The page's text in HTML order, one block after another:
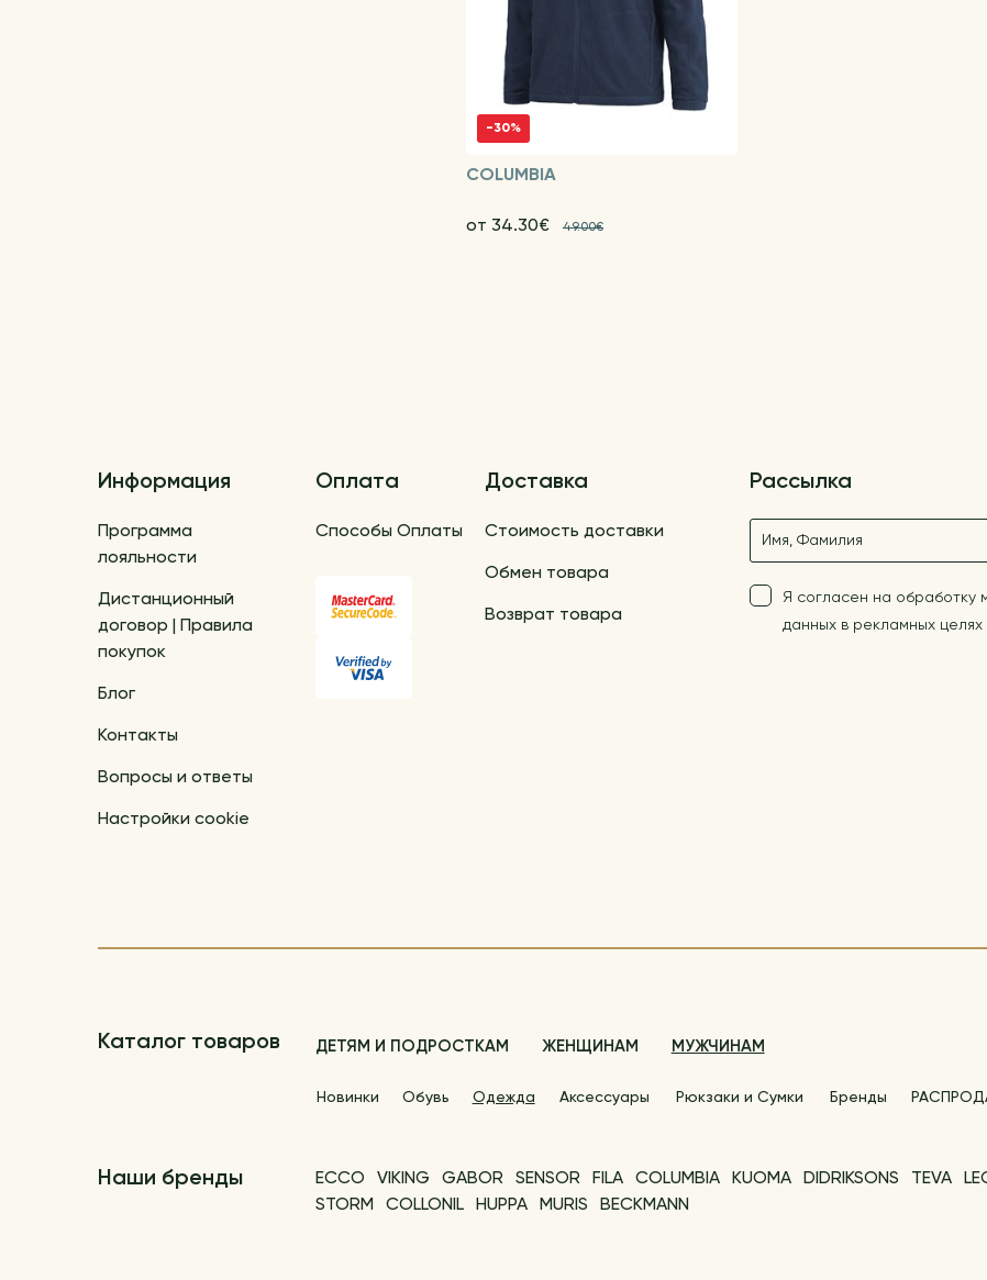
-30%
COLUMBIA
от 34.30€ 49.00€
Информация
Программа
лояльности
Дистанционный
договор | Правила
покупок
Блог
Контакты
Вопросы и ответы
Настройки cookie
Оплата
Способы Оплаты
Доставка
Стоимость доставки
Обмен товара
Возврат товара
Рассылка
Название
Я согласен на обработку
данных в рекламных целях
Каталог товаров ДЕТЯМ И ПОДРОСТКАМ ЖЕНЩИНАМ МУЖЧИНАМ
Новинки Обувь Одежда Аксессуары Рюкзаки и Сумки Бренды
Наши бренды ECCO VIKING GABOR SENSOR FILA COLUMBIA KUOMA DIDRIKSONS TEVA
STORM
COLLONIL HUPPA MURIS BECKMANN